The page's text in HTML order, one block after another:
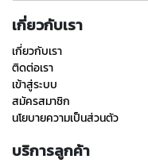
M
W
S
P
C
เกี่ยวกับเรา
เกี่ยวกับเรา
ติดต่อเรา
เข้าสู่ระบบ
สมัครสมาชิก
นโยบายความเป็นส่วนตัว
บริการลูกค้า